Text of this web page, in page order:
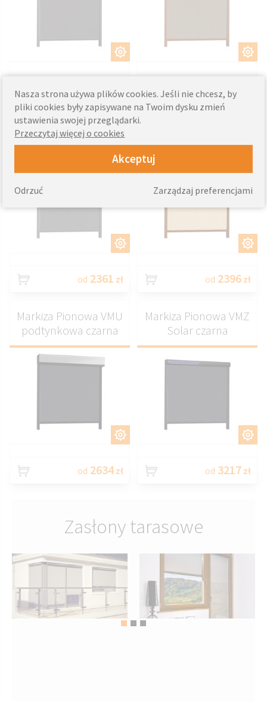
od 2886 zł 2924
Markiza Pionowa VMU
podtynkowa antracyt
od 2361 zł od 2396 zł
Markiza Pionowa VMU
podtynkowa czarna
od 2634 zł
Markiza Pionowa VMZ
Solar czarna
od 3217 zł
Zasłony tarasowe
Nasza strona używa plików cookies. Jeśli nie chcesz, by
pliki cookies były zapisywane na Twoim dysku zmień
ustawienia swojej przeglądarki.
Przeczytaj więcej o cookies
Akceptuj
Zarządzaj preferencjami
Odrzuć